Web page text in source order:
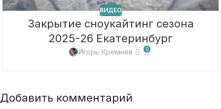
ВИДЕО
Закрытие сноукайтинг сезона
2025-26 Екатеринбург
Игорь Кремнёв 0
Добавить комментарий